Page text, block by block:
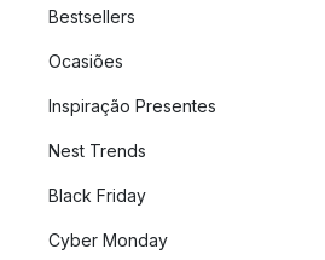
Bestsellers
Ocasiões
Inspiração Presentes
Nest Trends
Black Friday
Cyber Monday